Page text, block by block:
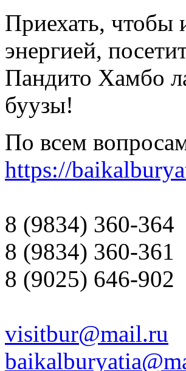
Приехать, чтобы
энергией,
Пандито Хамбо
буузы!
По всем
https://
8 (9834) 360-364
8 (9834) 360-361
8 (9025) 646-902
visitbur@mail.ru